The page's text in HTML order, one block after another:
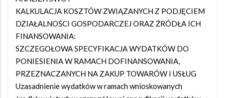
KALKULACJA KOSZTÓW ZWIĄZANYCH Z PODJĘCIEM
DZIAŁALNOŚCI GOSPODARCZEJ ORAZ ŹRÓDŁA ICH
FINANSOWANIA:
SZCZEGOŁOWA SPECYFIKACJA WYDATKÓW DO
PONIESIENIA W RAMACH DOFINANSOWANIA,
PRZEZNACZANYCH NA ZAKUP TOWARÓW I USŁUG
Uzasadnienie wydatków w ramach wnioskowanych